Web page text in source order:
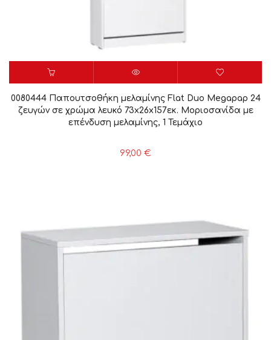
0080444 Παπουτσοθήκη μελαμίνης Flat Duo Megapap 24
ζευγών σε χρώμα λευκό 73x26x157εκ. Μοριοσανίδα με
επένδυση μελαμίνης, 1 Τεμάχιο
99,00 €